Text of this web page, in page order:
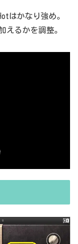
はかなり強め。
えるかを調整。